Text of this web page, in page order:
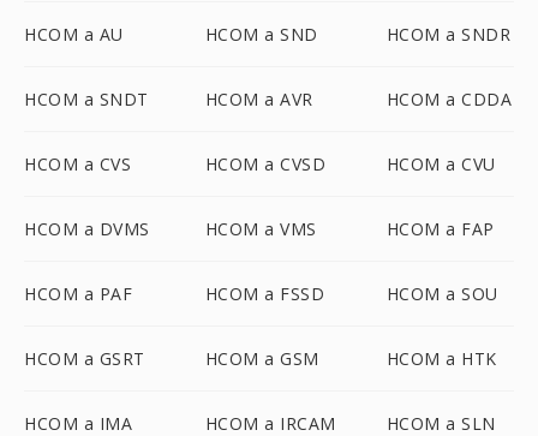
HCOM a AU HCOM a SND HCOM a SNDR
HCOM a SNDT HCOM a AVR HCOM a CDDA
HCOM a CVS HCOM a CVSD HCOM a CVU
HCOM a DVMS HCOM a VMS HCOM a FAP
HCOM a PAF HCOM a FSSD HCOM a SOU
HCOM a GSRT HCOM a GSM HCOM a HTK
HCOM a IMA HCOM a IRCAM HCOM a SLN